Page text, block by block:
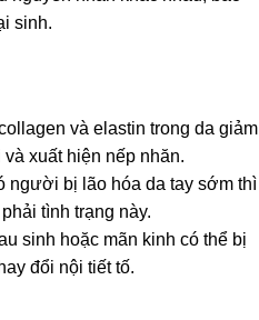
sinh.
và elastin trong da giảm
xuất hiện nếp nhăn.
người bị lão hóa da tay sớm thì
tình trạng này.
sinh hoặc mãn kinh có thể bị
đổi nội tiết tố.